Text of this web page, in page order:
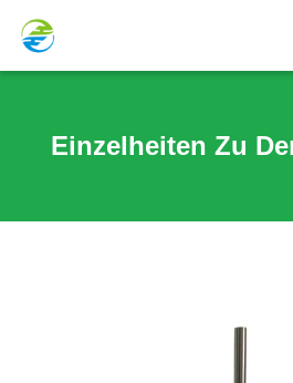
Einzelheiten Zu